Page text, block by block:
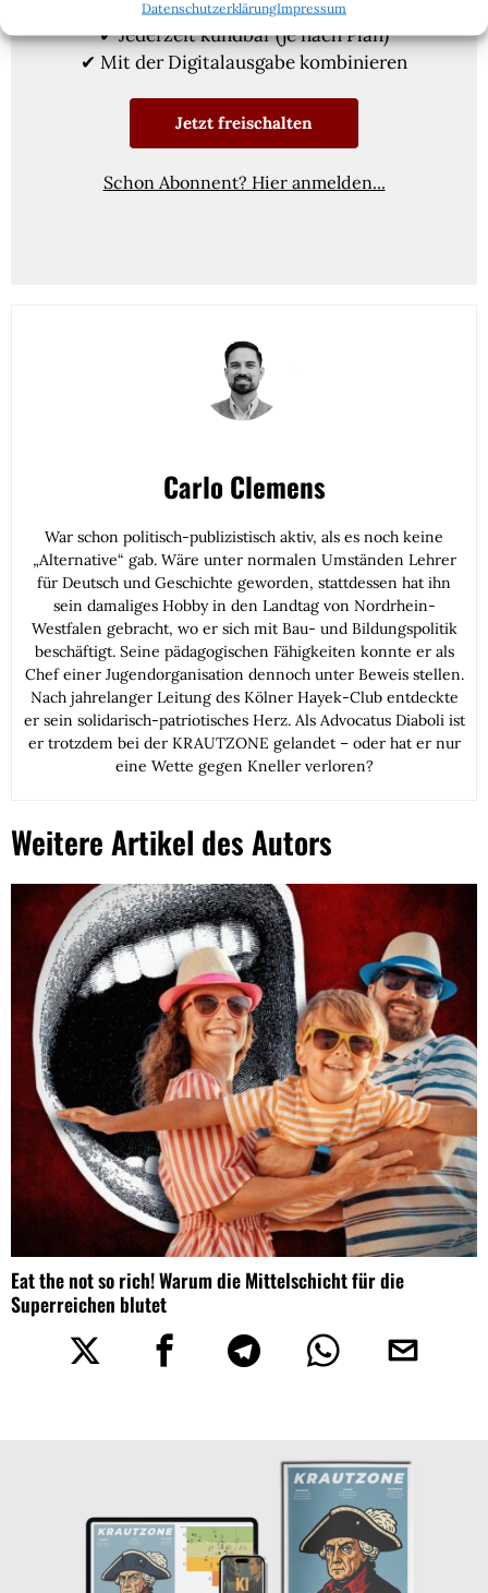
DatenschutzerklärungImpressum
✔ Schon ab monatlich 4 Euro
✔ Jederzeit kündbar (je nach Plan)
✔ Mit der Digitalausgabe kombinieren
Jetzt freischalten
Schon Abonnent? Hier anmelden...
Carlo Clemens
War schon politisch-publizistisch aktiv, als es noch keine
„Alternative“ gab. Wäre unter normalen Umständen Lehrer
für Deutsch und Geschichte geworden, stattdessen hat ihn
sein damaliges Hobby in den Landtag von Nordrhein-
Westfalen gebracht, wo er sich mit Bau- und Bildungspolitik
beschäftigt. Seine pädagogischen Fähigkeiten konnte er als
Chef einer Jugendorganisation dennoch unter Beweis stellen.
Nach jahrelanger Leitung des Kölner Hayek-Club entdeckte
er sein solidarisch-patriotisches Herz. Als Advocatus Diaboli ist
er trotzdem bei der KRAUTZONE gelandet – oder hat er nur
eine Wette gegen Kneller verloren?
Weitere Artikel des Autors
Eat the not so rich! Warum die Mittelschicht für die
Superreichen blutet